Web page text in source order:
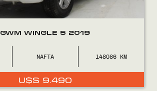
GWM WINGLE 5 2019
NAFTA 148086
U$S 9.490